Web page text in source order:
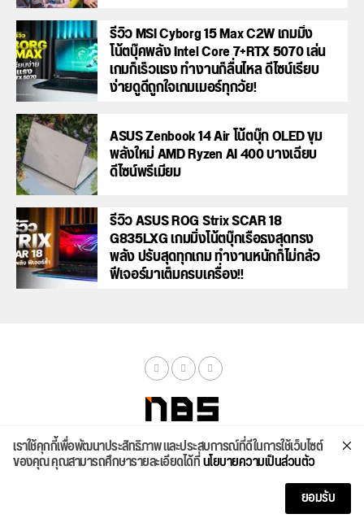
รีวิว MSI Cyborg 15 Max C2W เกมมิ่ง
โน้ตบุ๊คพลัง Intel Core 7+RTX 5070 เล่น
เกมก็เร็วแรง ทำงานก็ลื่นไหล ดีไซน์เรียบ
ง่ายดูดีถูกใจเกมเมอร์ทุกวัย!
ASUS Zenbook 14 Air โน้ตบุ๊ก OLED ขุม
พลังใหม่ AMD Ryzen AI 400 บางเฉียบ
ดีไซน์พรีเมียม
รีวิว ASUS ROG Strix SCAR 18
G835LXG เกมมิ่งโน้ตบุ๊กเรือธงสุดทรง
พลัง ปรับสุดทุกเกม ทำงานหนักก็ไม่กลัว
ฟีเจอร์มาเต็มครบเครื่อง!!
จัดสเปค ค้นหา บทความ รีวิวล่าสุด บทความยอดนิยม ติดต่อเรา
เราใช้คุกกี้เพื่อพัฒนาประสิทธิภาพ และประสบการณ์ที่ดีในการใช้เว็บไซต์
ของคุณ คุณสามารถศึกษารายละเอียดได้ที่นโยบายความเป็นส่วนตัว
ยอมรับ